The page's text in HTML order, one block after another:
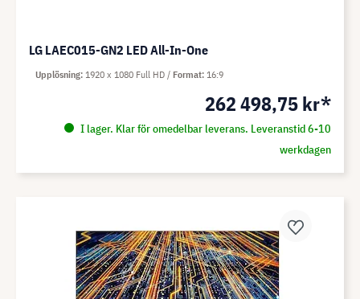
LG LAEC015-GN2 LED All-In-One
262 498,75 kr*
I lager. Klar för omedelbar leverans. Leveranstid 6-10
werkdagen
Upplösning 1920 x 1080 Full HD Format 16:9